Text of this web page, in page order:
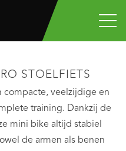
STOELFIETS
compacte, veelzijdige en
training. Dankzij de
mini bike altijd stabiel
de armen als benen